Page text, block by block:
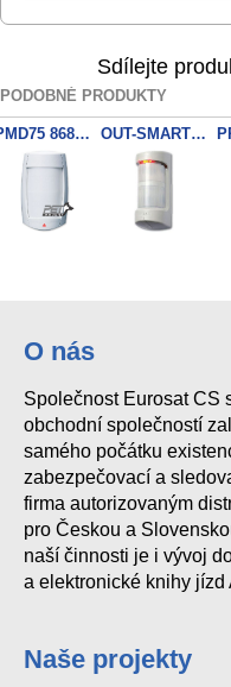
Sdílejte
PODOBNÉ PRODUKTY
PMD75 868Mhz Dig.PIR bezdra OUT-SMART Outdors IR/MW det.
O nás
Společnost Eurosat CS
obchodní společností
samého počátku
zabezpečovací a
firma autorizovaným
pro Českou a
naší činnosti je i vývoj
a elektronické knihy jízd
Naše projekty